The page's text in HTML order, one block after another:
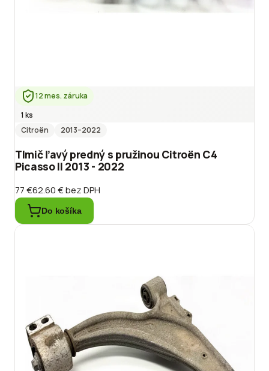
12 mes. záruka
1 ks
Citroën
2013–2022
Tlmič ľavý predný s pružinou Citroën C4
Picasso II 2013 - 2022
77 €62.60 €bez DPH
Do košíka